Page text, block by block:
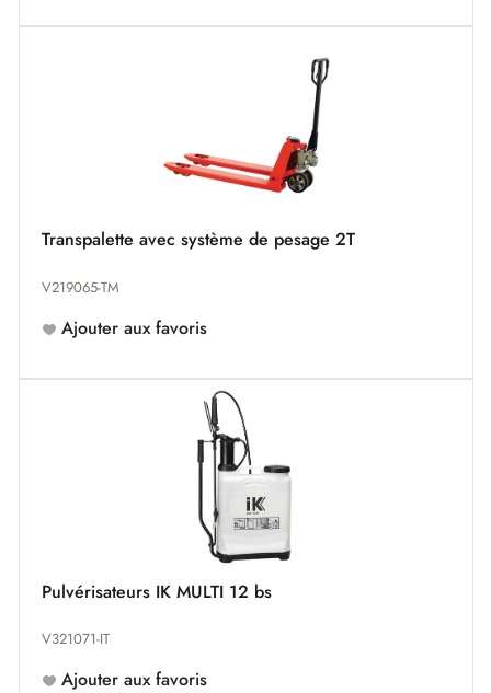
Transpalette avec système de pesage 2T
V219065-TM
Ajouter aux favoris
Pulvérisateurs IK MULTI 12 bs
V321071-IT
Ajouter aux favoris